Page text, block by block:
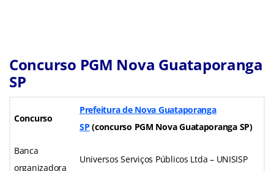
Concurso PGM Nova Guataporanga
SP
Concurso
Prefeitura de Nova Guataporanga
SP (concurso PGM Nova Guataporanga SP)
Banca
organizadora
Universos Serviços Públicos Ltda – UNISISP